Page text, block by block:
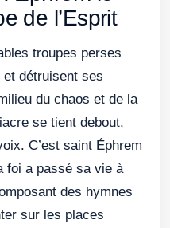
de l’Esprit
troupes perses
détruisent ses
du chaos et de la
se tient debout,
C’est saint Éphrem
foi a passé sa vie à
des hymnes
sur les places